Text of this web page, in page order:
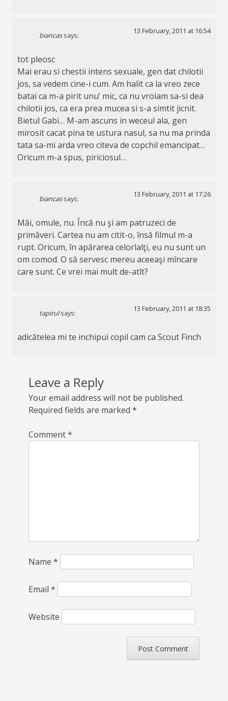
biancas says:
13 February, 2011 at 16:54
tot pleosc
Mai erau si chestii intens sexuale, gen dat chilotii
jos, sa vedem cine-i cum. Am halit ca la vreo zece
batai ca m-a pirit unu’ mic, ca nu vroiam sa-si dea
chilotii jos, ca era prea mucea si s-a simtit jicnit.
Bietul Gabi… M-am ascuns in weceul ala, gen
mirosit cacat pina te ustura nasul, sa nu ma prinda
tata sa-mi arda vreo citeva de copchil emancipat…
Oricum m-a spus, piriciosul…
biancas says:
13 February, 2011 at 17:26
Măi, omule, nu. Încă nu şi am patruzeci de
primăveri. Cartea nu am citit-o, însă filmul m-a
rupt. Oricum, în apărarea celorlalţi, eu nu sunt un
om comod. O să servesc mereu aceeaşi mîncare
care sunt. Ce vrei mai mult de-atît?
tapirul says:
13 February, 2011 at 18:35
adicătelea mi te inchipui copil cam ca Scout Finch
Leave a Reply
Your email address will not be published.
Required fields are marked *
Comment*
Name *
Email *
Website